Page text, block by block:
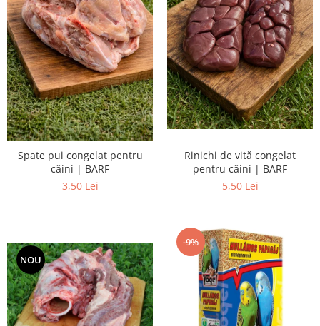
Spate pui congelat pentru
câini | BARF
3,50 Lei
Rinichi de vită congelat
pentru câini | BARF
5,50 Lei
NOU
-9%